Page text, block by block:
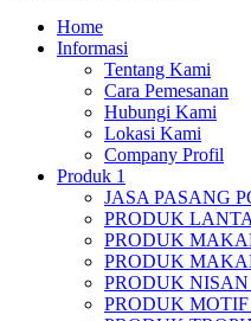
Home
Informasi
Tentang Kami
Cara Pemesanan
Hubungi Kami
Lokasi Kami
Company Profil
Produk 1
JASA PASANG
PRODUK
PRODUK
PRODUK
PRODUK
PRODUK